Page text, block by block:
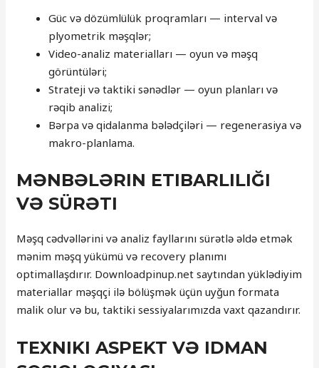
Güc və dözümlülük proqramları — interval və
plyometrik məşqlər;
Video-analiz materialları — oyun və məşq
görüntüləri;
Strateji və taktiki sənədlər — oyun planları və
rəqib analizi;
Bərpa və qidalanma bələdçiləri — regenerasiya və
makro-planlama.
MƏNBƏLƏRIN ETIBARLILIĞI
VƏ SÜRƏTI
Məşq cədvəllərini və analiz fayllarını sürətlə əldə etmək
mənim məşq yükümü və recovery planımı
optimallaşdırır. Downloadpinup.net saytından yüklədiyim
materiallar məşqçi ilə bölüşmək üçün uyğun formata
malik olur və bu, taktiki sessiyalarımızda vaxt qazandırır.
TEXNIKI ASPEKT VƏ IDMAN